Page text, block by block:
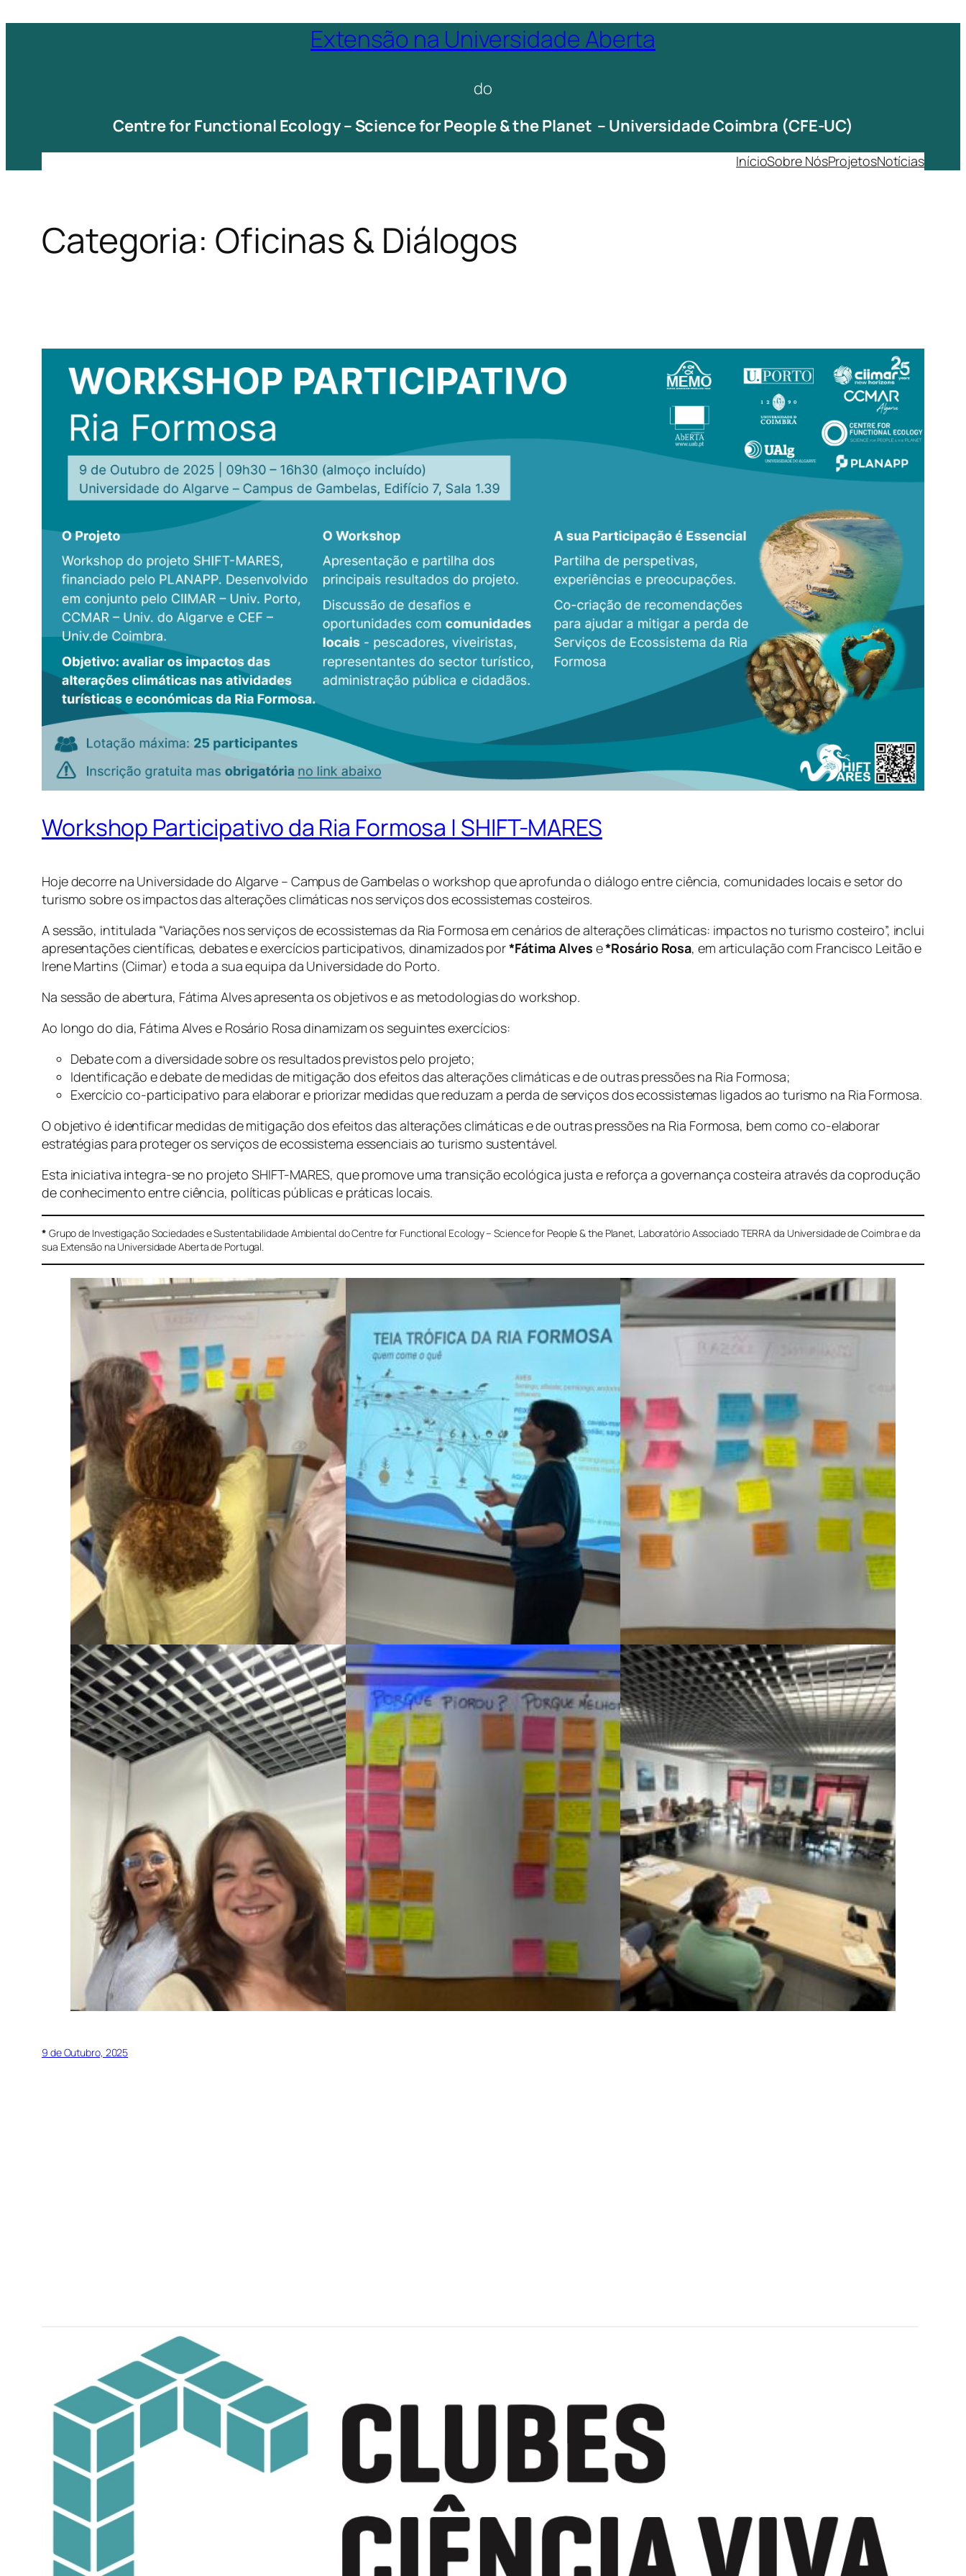
Extensão na Universidade Aberta
do
Centre for Functional Ecology – Science for People & the Planet – Universidade Coimbra (CFE-UC)
InícioSobre NósProjetosNotícias
Categoria: Oficinas & Diálogos
Workshop Participativo da Ria Formosa | SHIFT-MARES
Hoje decorre na Universidade do Algarve – Campus de Gambelas o workshop que aprofunda o diálogo entre ciência, comunidades locais e setor do
turismo sobre os impactos das alterações climáticas nos serviços dos ecossistemas costeiros.
A sessão, intitulada “Variações nos serviços de ecossistemas da Ria Formosa em cenários de alterações climáticas: impactos no turismo costeiro”, inclui
apresentações científicas, debates e exercícios participativos, dinamizados por*Fátima Alves e*Rosário Rosa, em articulação com Francisco Leitão e
Irene Martins (Ciimar) e toda a sua equipa da Universidade do Porto.
Na sessão de abertura, Fátima Alves apresenta os objetivos e as metodologias do workshop.
Ao longo do dia, Fátima Alves e Rosário Rosa dinamizam os seguintes exercícios:
Debate com a diversidade sobre os resultados previstos pelo projeto;
Identificação e debate de medidas de mitigação dos efeitos das alterações climáticas e de outras pressões na Ria Formosa;
Exercício co-participativo para elaborar e priorizar medidas que reduzam a perda de serviços dos ecossistemas ligados ao turismo na Ria Formosa.
O objetivo é identificar medidas de mitigação dos efeitos das alterações climáticas e de outras pressões na Ria Formosa, bem como co-elaborar
estratégias para proteger os serviços de ecossistema essenciais ao turismo sustentável.
Esta iniciativa integra-se no projeto SHIFT-MARES, que promove uma transição ecológica justa e reforça a governança costeira através da coprodução
de conhecimento entre ciência, políticas públicas e práticas locais.
* Grupo de Investigação Sociedades e Sustentabilidade Ambiental doCentre for Functional Ecology – Science for People & the Planet, Laboratório Associado TERRA da Universidade de Coimbra e da
sua Extensão na Universidade Aberta de Portugal.
9 de Outubro, 2025